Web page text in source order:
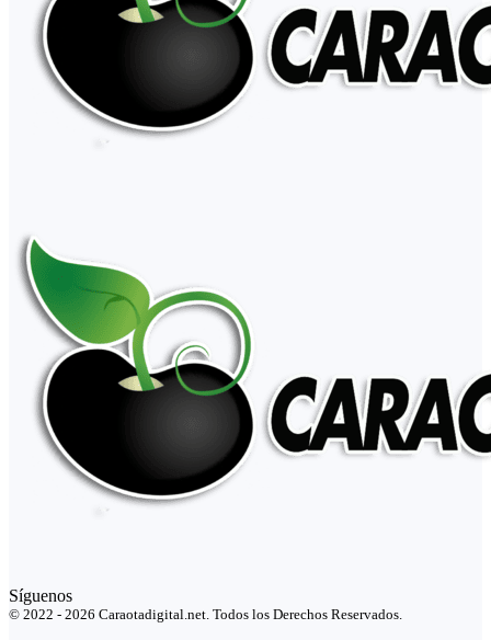
Síguenos
© 2022 - 2026 Caraotadigital.net. Todos los Derechos Reservados.